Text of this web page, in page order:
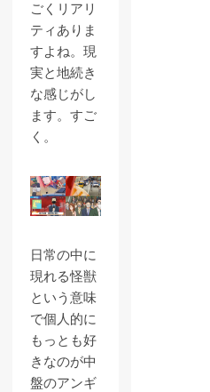
ごくリアリ
ティありま
すよね。現
実と地続き
な感じがし
ます。すご
く。
日常の中に
現れる怪獣
という意味
で個人的に
もっとも好
きなのが中
盤のアンギ